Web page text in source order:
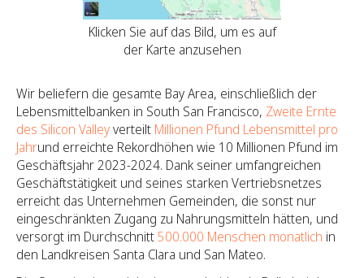
Klicken Sie auf das Bild, um es auf
der Karte anzusehen
Wir beliefern die gesamte Bay Area, einschließlich der
Lebensmittelbanken in South San Francisco, Zweite Ernte
des Silicon Valleyverteilt Millionen Pfund Lebensmittel pro
Jahrund erreichte Rekordhöhen wie 10 Millionen Pfund im
Geschäftsjahr 2023-2024. Dank seiner umfangreichen
Geschäftstätigkeit und seines starken Vertriebsnetzes
erreicht das Unternehmen Gemeinden, die sonst nur
eingeschränkten Zugang zu Nahrungsmitteln hätten, und
versorgt im Durchschnitt500.000 Menschen monatlich in
den Landkreisen Santa Clara und San Mateo.